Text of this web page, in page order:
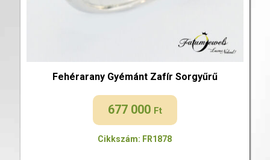
Fehérarany Gyémánt Zafír Sorgyűrű
677 000 Ft
Cikkszám: FR1878